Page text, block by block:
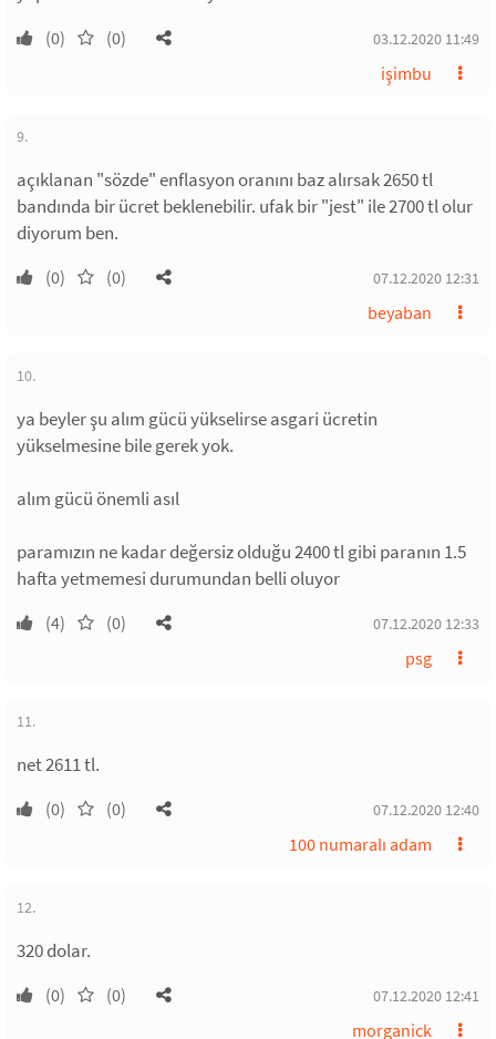
(0) (0) 03.12.2020 11:49
işimbu
9.
açıklanan "sözde" enflasyon oranını baz alırsak 2650 tl
bandında bir ücret beklenebilir. ufak bir "jest" ile 2700 tl olur
diyorum ben.
(0) (0) 07.12.2020 12:31
beyaban
10.
ya beyler şu alım gücü yükselirse asgari ücretin
yükselmesine bile gerek yok.
alım gücü önemli asıl
paramızın ne kadar değersiz olduğu 2400 tl gibi paranın 1.5
hafta yetmemesi durumundan belli oluyor
(4) (0) 07.12.2020 12:33
psg
11.
net 2611 tl.
(0) (0) 07.12.2020 12:40
100 numaralı adam
12.
320 dolar.
(0) (0) 07.12.2020 12:41
morganick